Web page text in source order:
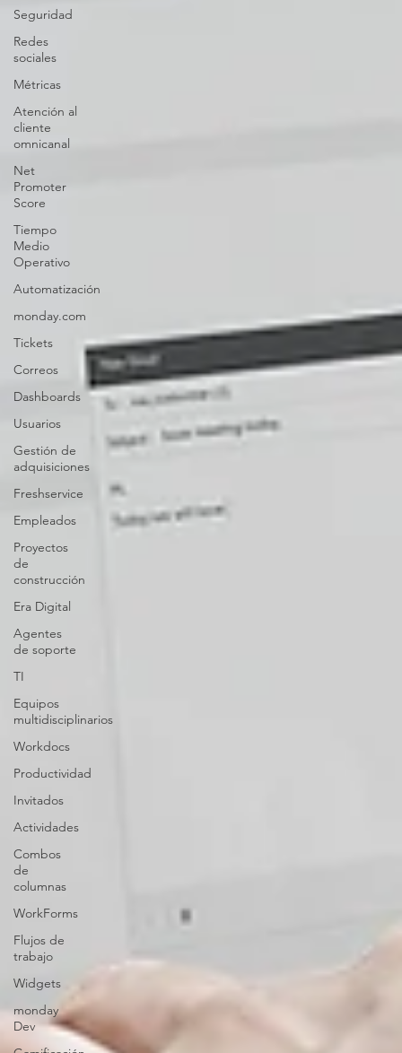
Seguridad
Redes
sociales
Métricas
Atención al
cliente
omnicanal
Net
Promoter
Score
Tiempo
Medio
Operativo
Automatización
monday.com
Tickets
Correos
Dashboards
Usuarios
Gestión de
adquisiciones
Freshservice
Empleados
Proyectos
de
construcción
Era Digital
Agentes
de soporte
TI
Equipos
multidisciplinarios
Workdocs
Productividad
Invitados
Actividades
Combos
de
columnas
WorkForms
Flujos de
trabajo
Widgets
monday
Dev